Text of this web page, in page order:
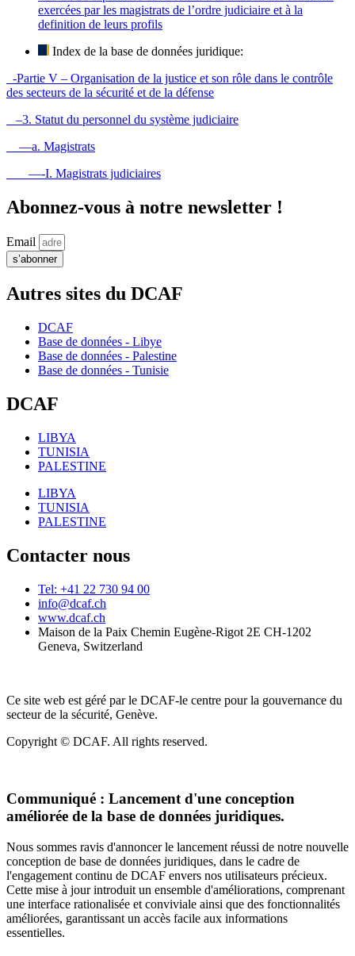
exercées par les magistrats de l’ordre judiciaire et à la
definition de leurs profils
Index de la base de données juridique:
-Partie V – Organisation de la justice et son rôle dans le contrôle
des secteurs de la sécurité et de la défense
–3. Statut du personnel du système judiciaire
—a. Magistrats
—-I. Magistrats judiciaires
Abonnez-vous à notre newsletter !
Email
s’abonner
Autres sites du DCAF
DCAF
Base de données - Libye
Base de données - Palestine
Base de données - Tunisie
DCAF
LIBYA
TUNISIA
PALESTINE
LIBYA
TUNISIA
PALESTINE
Contacter nous
Tel: +41 22 730 94 00
info@dcaf.ch
www.dcaf.ch
Maison de la Paix Chemin Eugène-Rigot 2E CH-1202
Geneva, Switzerland
Ce site web est géré par le DCAF-le centre pour la gouvernance du
secteur de la sécurité, Genève.
Copyright © DCAF. All rights reserved.
Communiqué : Lancement d'une conception
améliorée de la base de données juridiques.
Nous sommes ravis d'annoncer le lancement réussi de notre nouvelle
conception de base de données juridiques, dans le cadre de
l'engagement continu de DCAF envers nos utilisateurs précieux.
Cette mise à jour introduit un ensemble d'améliorations, comprenant
une interface rationalisée et conviviale ainsi que des fonctionnalités
améliorées, garantissant un accès facile aux informations
essentielles.